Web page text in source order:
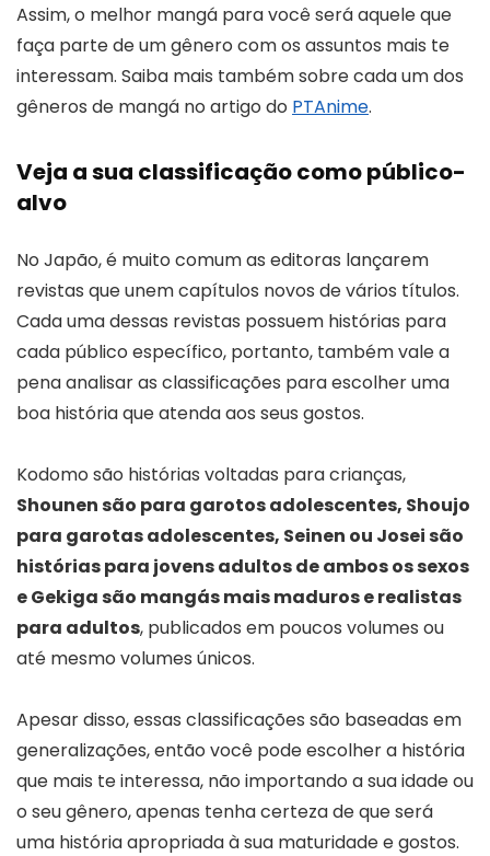
Assim, o melhor mangá para você será aquele que
faça parte de um gênero com os assuntos mais te
interessam. Saiba mais também sobre cada um dos
gêneros de mangá no artigo do PTAnime.
Veja a sua classificação como público-
alvo
No Japão, é muito comum as editoras lançarem
revistas que unem capítulos novos de vários títulos.
Cada uma dessas revistas possuem histórias para
cada público específico, portanto, também vale a
pena analisar as classificações para escolher uma
boa história que atenda aos seus gostos.
Kodomo são histórias voltadas para crianças,
Shounen são para garotos adolescentes, Shoujo
para garotas adolescentes, Seinen ou Josei são
histórias para jovens adultos de ambos os sexos
e Gekiga são mangás mais maduros e realistas
para adultos, publicados em poucos volumes ou
até mesmo volumes únicos.
Apesar disso, essas classificações são baseadas em
generalizações, então você pode escolher a história
que mais te interessa, não importando a sua idade ou
o seu gênero, apenas tenha certeza de que será
uma história apropriada à sua maturidade e gostos.